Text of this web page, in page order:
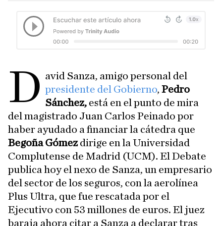
D avid Sanza, amigo personal del
presidente del Gobierno,Pedro
Sánchez, está en el punto de mira
del magistrado Juan Carlos Peinado por
haber ayudado a financiar la cátedra que
Begoña Gómezdirige en la Universidad
Complutense de Madrid (UCM). El Debate
publica hoy el nexo de Sanza, un empresario
del sector de los seguros, con la aerolínea
Plus Ultra, que fue rescatada por el
Ejecutivo con 53 millones de euros. El juez
baraja ahora citar a Sanza a declarar tras